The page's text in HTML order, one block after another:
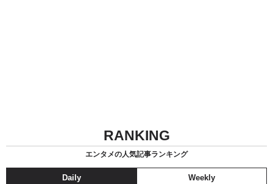
RANKING
エンタメの人気記事ランキング
Daily Weekly